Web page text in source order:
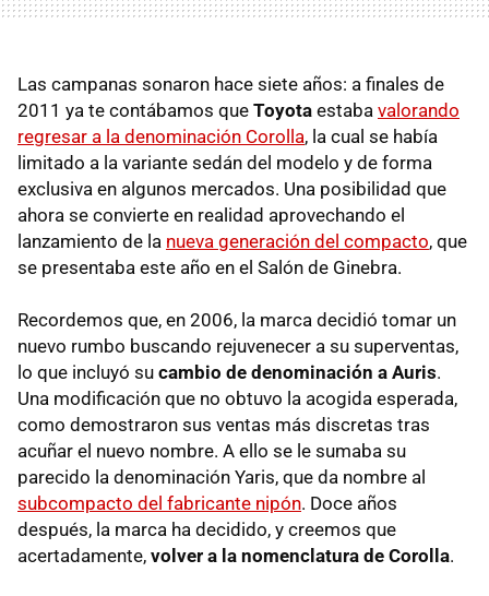
Las campanas sonaron hace siete años: a finales de
2011 ya te contábamos que Toyota estaba valorando
regresar a la denominación Corolla, la cual se había
limitado a la variante sedán del modelo y de forma
exclusiva en algunos mercados. Una posibilidad que
ahora se convierte en realidad aprovechando el
lanzamiento de la nueva generación del compacto, que
se presentaba este año en el Salón de Ginebra.
Recordemos que, en 2006, la marca decidió tomar un
nuevo rumbo buscando rejuvenecer a su superventas,
lo que incluyó su cambio de denominación a Auris.
Una modificación que no obtuvo la acogida esperada,
como demostraron sus ventas más discretas tras
acuñar el nuevo nombre. A ello se le sumaba su
parecido la denominación Yaris, que da nombre al
subcompacto del fabricante nipón. Doce años
después, la marca ha decidido, y creemos que
acertadamente, volver a la nomenclatura de Corolla.